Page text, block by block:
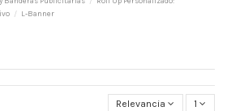
L-Banner
Relevancia 1